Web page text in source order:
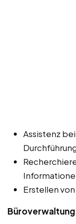
Assistenz
Erstellen